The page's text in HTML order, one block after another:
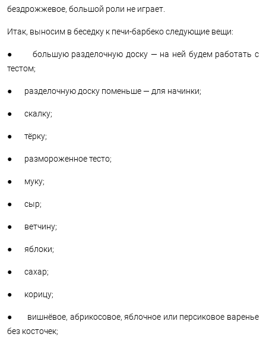
бездрожжевое, большой роли не играет.
Итак, выносим в беседку к печи-барбеко следующие вещи:
● большую разделочную доску — на ней будем работать с
тестом;
● разделочную доску поменьше — для начинки;
● скалку;
● тёрку;
● размороженное тесто;
● муку;
● сыр;
● ветчину;
● яблоки;
● сахар;
● корицу;
● вишнёвое, абрикосовое, яблочное или персиковое варенье
без косточек;